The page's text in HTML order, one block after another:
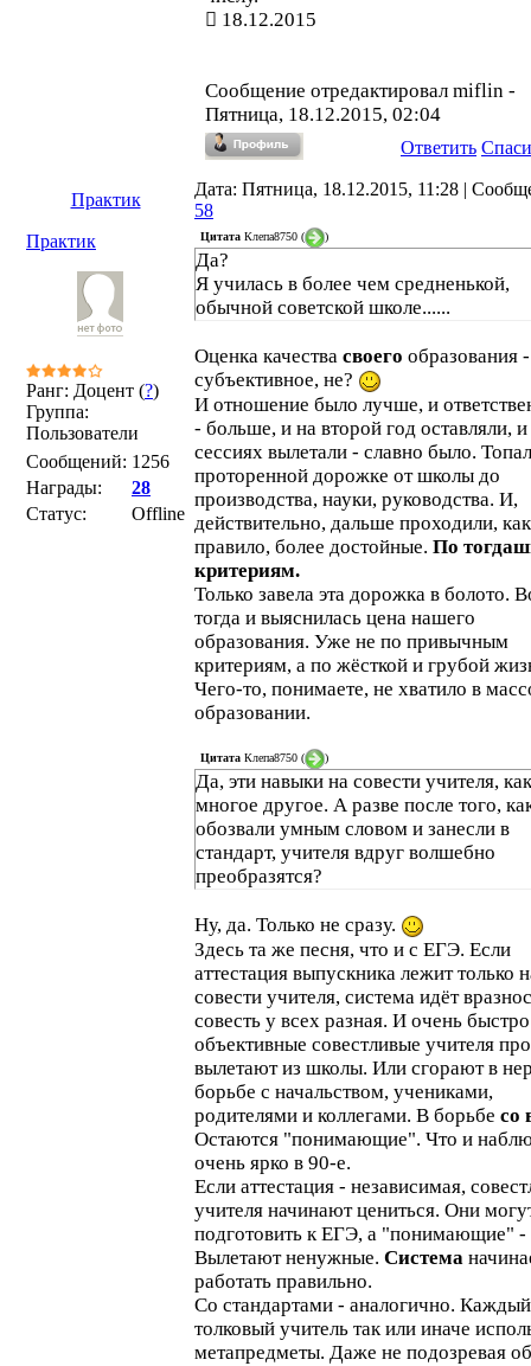
18.12.2015
Сообщение отредактировал miflin -
Пятница, 18.12.2015, 02:04
Ответить
Практик
Дата: Пятница, 18.12.2015, 11:28 |
58
Практик
Ранг: Доцент (?)
Группа:
Пользователи
Сообщений: 1256
Награды:
28
Статус:
Offline
Цитата Клепа8750 ( )
Да?
Я училась в более чем средненькой,
обычной советской школе......
Оценка качества своего образования
субъективное, не?
И отношение было лучше, и
- больше, и на второй год оставляли,
сессиях вылетали - славно было.
проторенной дорожке от школы до
производства, науки, руководства. И,
действительно, дальше проходили, как
правило, более достойные. По
критериям.
Только завела эта дорожка в болото.
тогда и выяснилась цена нашего
образования. Уже не по привычным
критериям, а по жёсткой и грубой
Чего-то, понимаете, не хватило в
образовании.
Цитата Клепа8750 ( )
Да, эти навыки на совести учителя,
многое другое. А разве после того,
обозвали умным словом и занесли в
стандарт, учителя вдруг волшебно
преобразятся?
Ну, да. Только не сразу.
Здесь та же песня, что и с ЕГЭ. Если
аттестация выпускника лежит только
совести учителя, система идёт
совесть у всех разная. И очень быстро
объективные совестливые учителя
вылетают из школы. Или сгорают в
борьбе с начальством, учениками,
родителями и коллегами. В борьбе со
Остаются "понимающие". Что и
очень ярко в 90-е.
Если аттестация - независимая,
учителя начинают цениться. Они
подготовить к ЕГЭ, а "понимающие" -
Вылетают ненужные. Система
работать правильно.
Со стандартами - аналогично. Каждый
толковый учитель так или иначе
метапредметы. Даже не подозревая